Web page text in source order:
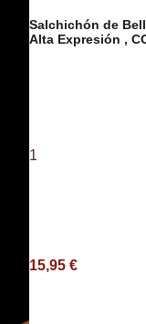
Aceites AOVE
Salchichón de
Alta Expresión ,
1
15,95 €